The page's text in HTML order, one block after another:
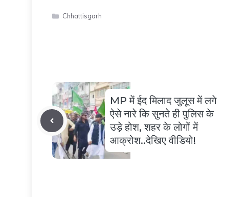
Categories
Chhattisgarh
MP में ईद मिलाद जुलूस में लगे
ऐसे नारे कि सुनते ही पुलिस के
उड़े होश, शहर के लोगों में
आक्रोश..देखिए वीडियो!